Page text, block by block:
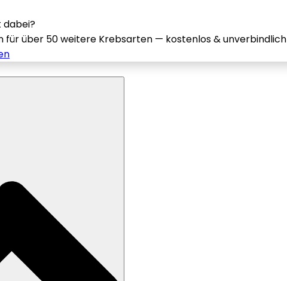
dabei?
für über 50 weitere Krebsarten — kostenlos & unverbindlich